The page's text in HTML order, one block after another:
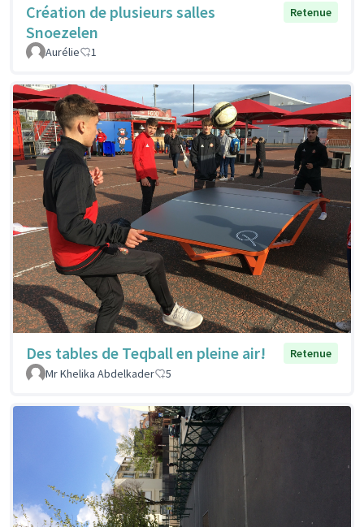
Création de plusieurs salles
Snoezelen
Retenue
Aurélie 1
Des tables de Teqball en pleine air!
Retenue
Mr Khelika Abdelkader
5